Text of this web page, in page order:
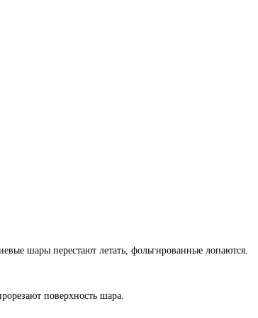
шары перестают летать, фольгированные лопаются.
поверхность шара.